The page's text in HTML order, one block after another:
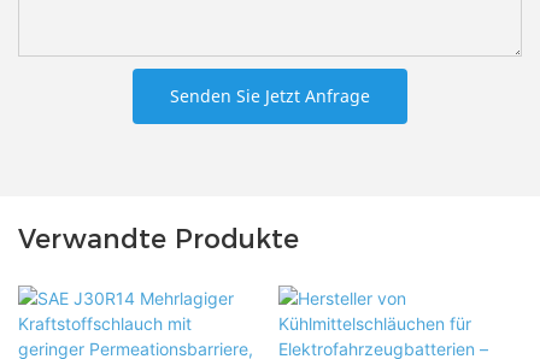
Senden Sie Jetzt Anfrage
Verwandte Produkte